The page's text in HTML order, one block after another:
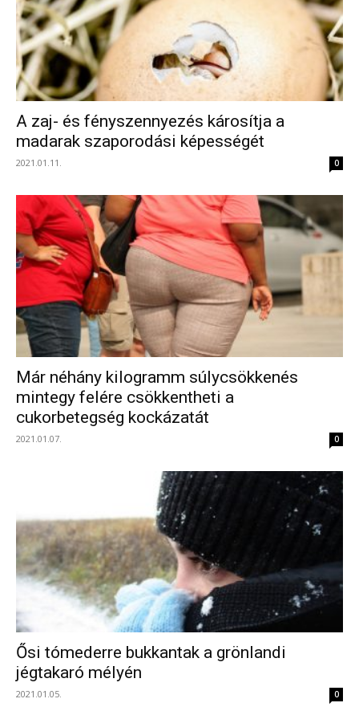
A zaj- és fényszennyezés károsítja a
madarak szaporodási képességét
2021.01.11. 0
Már néhány kilogramm súlycsökkenés
mintegy felére csökkentheti a
cukorbetegség kockázatát
2021.01.07. 0
Ősi tómederre bukkantak a grönlandi
jégtakaró mélyén
2021.01.05. 0